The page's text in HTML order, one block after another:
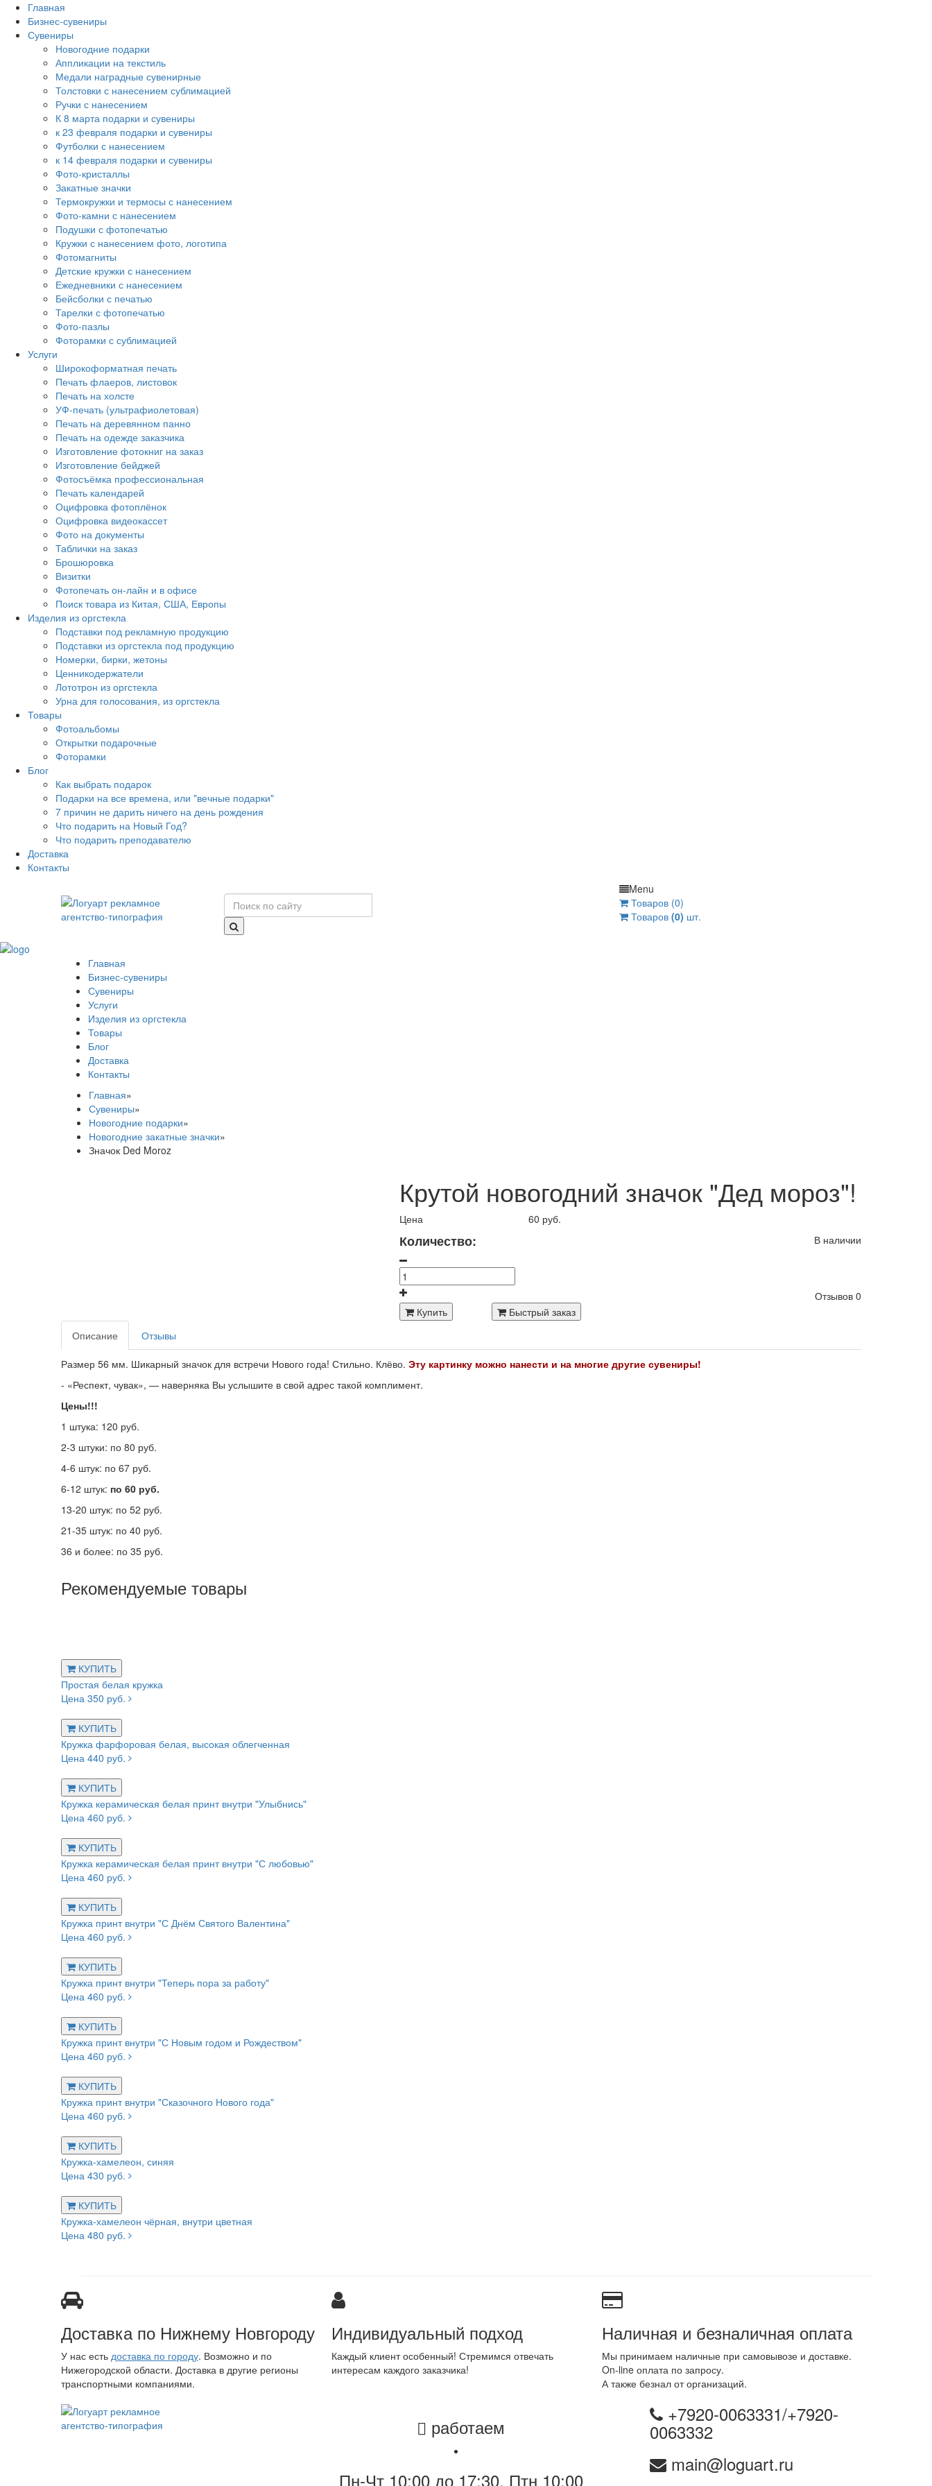
Главная
Бизнес-сувениры
Сувениры
Новогодние подарки
Аппликации на текстиль
Медали наградные сувенирные
Толстовки с нанесением сублимацией
Ручки с нанесением
К 8 марта подарки и сувениры
к 23 февраля подарки и сувениры
Футболки с нанесением
к 14 февраля подарки и сувениры
Фото-кристаллы
Закатные значки
Термокружки и термосы с нанесением
Фото-камни с нанесением
Подушки с фотопечатью
Кружки с нанесением фото, логотипа
Фотомагниты
Детские кружки с нанесением
Ежедневники с нанесением
Бейсболки с печатью
Тарелки с фотопечатью
Фото-пазлы
Фоторамки с сублимацией
Услуги
Широкоформатная печать
Печать флаеров, листовок
Печать на холсте
УФ-печать (ультрафиолетовая)
Печать на деревянном панно
Печать на одежде заказчика
Изготовление фотокниг на заказ
Изготовление бейджей
Фотосъёмка профессиональная
Печать календарей
Оцифровка фотоплёнок
Оцифровка видеокассет
Фото на документы
Таблички на заказ
Брошюровка
Визитки
Фотопечать он-лайн и в офисе
Поиск товара из Китая, США, Европы
Изделия из оргстекла
Подставки под рекламную продукцию
Подставки из оргстекла под продукцию
Номерки, бирки, жетоны
Ценникодержатели
Лототрон из оргстекла
Урна для голосования, из оргстекла
Товары
Фотоальбомы
Открытки подарочные
Фоторамки
Блог
Как выбрать подарок
Подарки на все времена, или "вечные подарки"
7 причин не дарить ничего на день рождения
Что подарить на Новый Год?
Что подарить преподавателю
Доставка
Контакты
Menu
Товаров (0)
Товаров (0) шт.
Главная
Бизнес-сувениры
Сувениры
Услуги
Изделия из оргстекла
Товары
Блог
Доставка
Контакты
Главная»
Сувениры»
Новогодние подарки»
Новогодние закатные значки»
Значок Ded Moroz
Крутой новогодний значок "Дед мороз"!
Цена
60 руб.
В наличии
Количество:
Отзывов 0
Купить
Быстрый заказ
Описание
Отзывы
Размер 56 мм. Шикарный значок для встречи Нового года! Стильно. Клёво. Эту картинку можно нанести и на многие другие сувениры!
- «Респект, чувак», — наверняка Вы услышите в свой адрес такой комплимент.
Цены!!!
1 штука: 120 руб.
2-3 штуки: по 80 руб.
4-6 штук: по 67 руб.
6-12 штук: по 60 руб.
13-20 штук: по 52 руб.
21-35 штук: по 40 руб.
36 и более: по 35 руб.
Рекомендуемые товары
КУПИТЬ
Простая белая кружка
Цена 350 руб.
КУПИТЬ
Кружка фарфоровая белая, высокая облегченная
Цена 440 руб.
КУПИТЬ
Кружка керамическая белая принт внутри "Улыбнись"
Цена 460 руб.
КУПИТЬ
Кружка керамическая белая принт внутри "С любовью"
Цена 460 руб.
КУПИТЬ
Кружка принт внутри "С Днём Святого Валентина"
Цена 460 руб.
КУПИТЬ
Кружка принт внутри "Теперь пора за работу"
Цена 460 руб.
КУПИТЬ
Кружка принт внутри "С Новым годом и Рождеством"
Цена 460 руб.
КУПИТЬ
Кружка принт внутри "Сказочного Нового года"
Цена 460 руб.
КУПИТЬ
Кружка-хамелеон, синяя
Цена 430 руб.
КУПИТЬ
Кружка-хамелеон чёрная, внутри цветная
Цена 480 руб.
Доставка по Нижнему Новгороду
У нас есть доставка по городу. Возможно и по
Нижегородской области. Доставка в другие регионы
транспортными компаниями.
Индивидуальный подход
Каждый клиент особенный! Стремимся отвечать
интересам каждого заказчика!
Наличная и безналичная оплата
Мы принимаем наличные при самовывозе и доставке.
On-line оплата по запросу.
А также безнал от организаций.
работаем
Пн-Чт 10:00 до 17:30, Птн 10:00
+7920-0063331/+7920-
0063332
main@loguart.ru